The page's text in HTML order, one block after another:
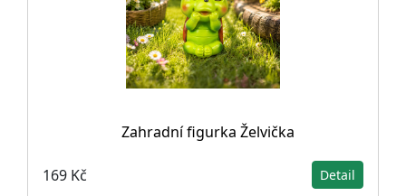
Zahradní figurka Želvička
169 Kč Detail